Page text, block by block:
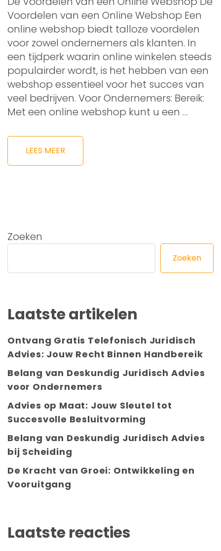
Voordelen van een Online Webshop Een
online webshop biedt talloze voordelen
voor zowel ondernemers als klanten. In
een tijdperk waarin online winkelen steeds
populairder wordt, is het hebben van een
webshop essentieel voor het succes van
veel bedrijven. Voor Ondernemers: Bereik:
Met een online webshop kunt u een …
LEES MEER
Zoeken
Zoeken
Laatste artikelen
Ontvang Gratis Telefonisch Juridisch
Advies: Jouw Recht Binnen Handbereik
Belang van Deskundig Juridisch Advies
voor Ondernemers
Advies op Maat: Jouw Sleutel tot
Succesvolle Besluitvorming
Belang van Deskundig Juridisch Advies
bij Scheiding
De Kracht van Groei: Ontwikkeling en
Vooruitgang
Laatste reacties